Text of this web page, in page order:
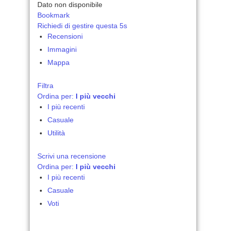
Dato non disponibile
Bookmark
Richiedi di gestire questa 5s
Recensioni
Immagini
Mappa
Filtra
Ordina per: I più vecchi
I più recenti
Casuale
Utilità
Scrivi una recensione
Ordina per: I più vecchi
I più recenti
Casuale
Voti